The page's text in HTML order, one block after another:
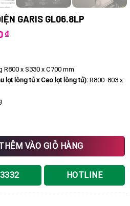
GARIS GL06.8LP
₫Giá
20.468.500 ₫.
R800 x S330 x C700 mm
lọt lòng tủ x Cao lọt lòng tủ): R800-803 x
GL06.8LP số lượng
VÀO GIỎ HÀNG
HOTLINE